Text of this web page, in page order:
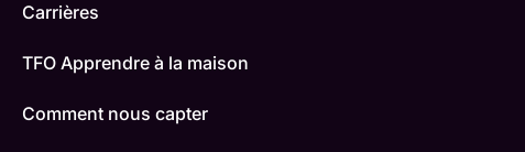
Carrières
TFO Apprendre à la maison
Comment nous capter